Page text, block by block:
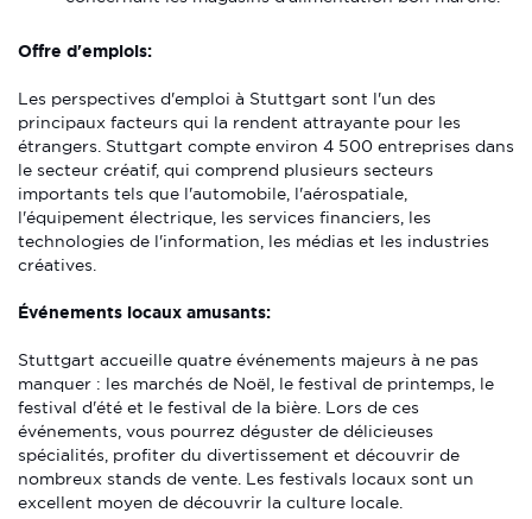
Offre d'emplois:
Les perspectives d'emploi à Stuttgart sont l'un des
principaux facteurs qui la rendent attrayante pour les
étrangers. Stuttgart compte environ 4 500 entreprises dans
le secteur créatif, qui comprend plusieurs secteurs
importants tels que l'automobile, l'aérospatiale,
l'équipement électrique, les services financiers, les
technologies de l'information, les médias et les industries
créatives.
Événements locaux amusants:
Stuttgart accueille quatre événements majeurs à ne pas
manquer : les marchés de Noël, le festival de printemps, le
festival d'été et le festival de la bière. Lors de ces
événements, vous pourrez déguster de délicieuses
spécialités, profiter du divertissement et découvrir de
nombreux stands de vente. Les festivals locaux sont un
excellent moyen de découvrir la culture locale.